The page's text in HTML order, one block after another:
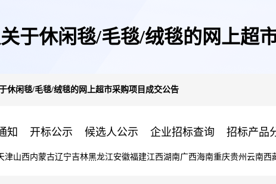
于休闲毯/毛毯/绒毯的网上超
休闲毯/毛毯/绒毯的网上超市采购项目成交公告
知 开标公示 候选人公示 企业招标查询 招标产品
津山西内蒙古辽宁吉林黑龙江安徽福建江西湖南广西海南重庆贵州 云南西